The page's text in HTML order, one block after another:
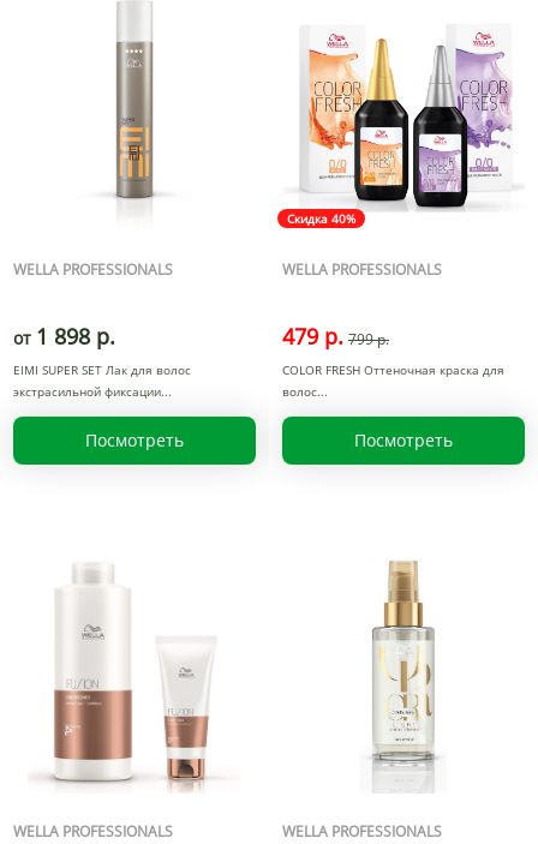
WELLA PROFESSIONALS
от 1 898 р.
EIMI SUPER SET Лак для волос
экстрасильной фиксации
Посмотреть
Скидка 40%
WELLA PROFESSIONALS
479 р. 799 р.
COLOR FRESH Оттеночная краска для
волос
Посмотреть
WELLA PROFESSIONALS WELLA PROFESSIONALS